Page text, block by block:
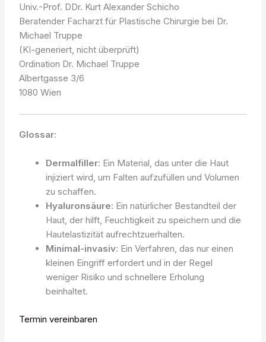
Univ.-Prof. DDr. Kurt Alexander Schicho
Beratender Facharzt für Plastische Chirurgie bei Dr.
Michael Truppe
(KI-generiert, nicht überprüft)
Ordination Dr. Michael Truppe
Albertgasse 3/6
1080 Wien
Glossar:
Dermalfiller: Ein Material, das unter die Haut
injiziert wird, um Falten aufzufüllen und Volumen
zu schaffen.
Hyaluronsäure: Ein natürlicher Bestandteil der
Haut, der hilft, Feuchtigkeit zu speichern und die
Hautelastizität aufrechtzuerhalten.
Minimal-invasiv: Ein Verfahren, das nur einen
kleinen Eingriff erfordert und in der Regel
weniger Risiko und schnellere Erholung
beinhaltet.
Termin vereinbaren